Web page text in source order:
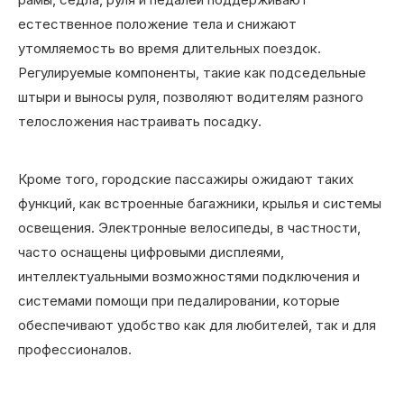
естественное положение тела и снижают
утомляемость во время длительных поездок.
Регулируемые компоненты, такие как подседельные
штыри и выносы руля, позволяют водителям разного
телосложения настраивать посадку.
Кроме того, городские пассажиры ожидают таких
функций, как встроенные багажники, крылья и системы
освещения. Электронные велосипеды, в частности,
часто оснащены цифровыми дисплеями,
интеллектуальными возможностями подключения и
системами помощи при педалировании, которые
обеспечивают удобство как для любителей, так и для
профессионалов.